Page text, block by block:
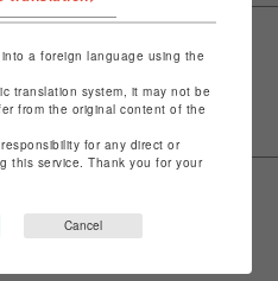
ズ」折財布
ズ」ハンドバッグ
a foreign language using the
translation system, it may not be
from the original content of the
for any direct or
this service. Thank you for your
Cancel